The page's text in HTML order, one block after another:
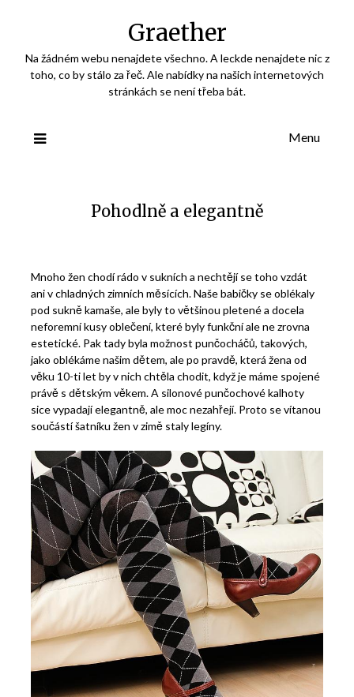
Graether
Na žádném webu nenajdete všechno. A leckde nenajdete nic z
toho, co by stálo za řeč. Ale nabídky na našich internetových
stránkách se není třeba bát.
Menu
Pohodlně a elegantně
Mnoho žen chodí rádo v sukních a nechtějí se toho vzdát
ani v chladných zimních měsících. Naše babičky se oblékaly
pod sukně kamaše, ale byly to většinou pletené a docela
neforemní kusy oblečení, které byly funkční ale ne zrovna
estetické. Pak tady byla možnost punčocháčů, takových,
jako oblékáme našim dětem, ale po pravdě, která žena od
věku 10-ti let by v nich chtěla chodit, když je máme spojené
právě s dětským věkem. A silonové punčochové kalhoty
sice vypadají elegantně, ale moc nezahřejí. Proto se vítanou
součástí šatníku žen v zimě staly legíny.